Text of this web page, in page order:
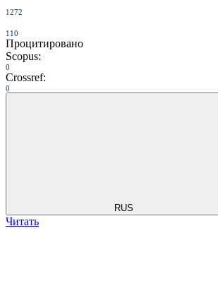
1272
110
Процитировано
Scopus:
0
Crossref:
0
RUS
Читать